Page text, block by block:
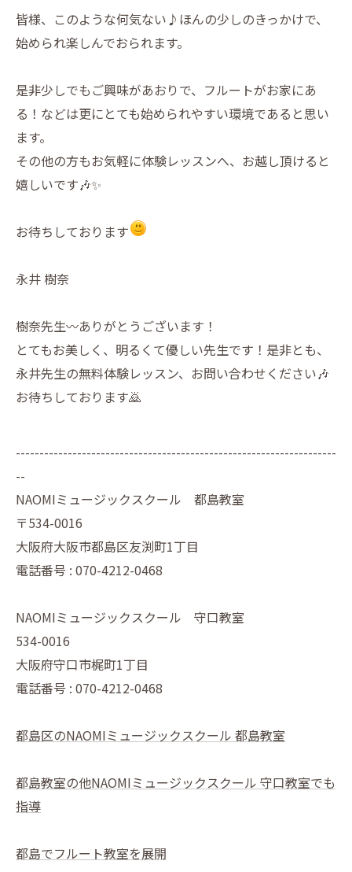
皆様、このような何気ない♪ほんの少しのきっかけで、
始められ楽しんでおられます。
是非少しでもご興味があおりで、フルートがお家にあ
る！などは更にとても始められやすい環境であると思い
ます。
その他の方もお気軽に体験レッスンへ、お越し頂けると
嬉しいです🎶✨
お待ちしております
永井 樹奈
樹奈先生〰️ありがとうございます！
とてもお美しく、明るくて優しい先生です！是非とも、
永井先生の無料体験レッスン、お問い合わせください🎶
お待ちしております🙇
--------------------------------------------------------------------
--
NAOMIミュージックスクール 都島教室
〒534-0016
大阪府大阪市都島区友渕町1丁目
電話番号 : 070-4212-0468
NAOMIミュージックスクール 守口教室
534-0016
大阪府守口市梶町1丁目
電話番号 : 070-4212-0468
都島区のNAOMIミュージックスクール 都島教室
都島教室の他NAOMIミュージックスクール 守口教室でも
指導
都島でフルート教室を展開